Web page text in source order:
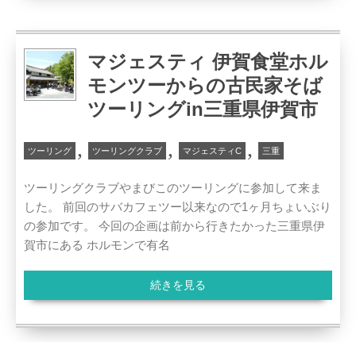
マジェスティ 伊賀食堂ホル
モンツーからの古民家そば
ツーリングin三重県伊賀市
ツーリング , ツーリングクラブ , マジェスティC , 三重
ツーリングクラブやまびこのツーリングに参加して来ま
した。 前回のサバカフェツー以来なので1ヶ月ちょいぶり
の参加です。 今回の企画は前から行きたかった三重県伊
賀市にある ホルモンで有名
続きを見る